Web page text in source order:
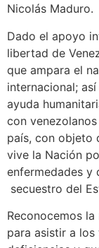
Nicolás Maduro.
Dado el apoyo
libertad de
que ampara el
internacional;
ayuda
con
país, con objeto
vive la Nación
enfermedades y
secuestro del
Reconocemos
para asistir a los